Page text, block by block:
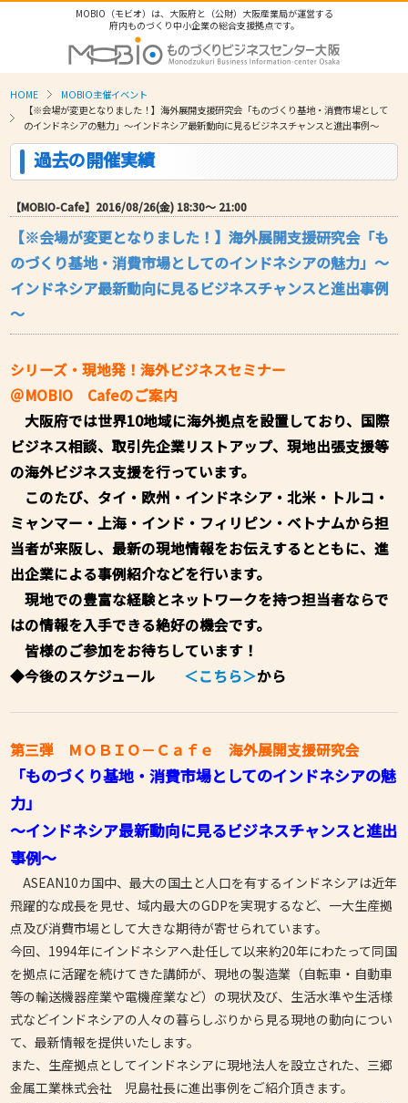
MOBIO（モビオ）は、大阪府と（公財）大阪産業局が運営する
府内ものづくり中小企業の総合支援拠点です。
HOME
MOBIO主催イベント
【※会場が変更となりました！】海外展開支援研究会「ものづくり基地・消費市場として
のインドネシアの魅力」～インドネシア最新動向に見るビジネスチャンスと進出事例～
過去の開催実績
【MOBIO-Cafe】2016/08/26(金) 18:30〜 21:00
【※会場が変更となりました！】海外展開支援研究会「も
のづくり基地・消費市場としてのインドネシアの魅力」～
インドネシア最新動向に見るビジネスチャンスと進出事例
～
シリーズ・現地発！海外ビジネスセミナー
＠MOBIO Cafeのご案内
大阪府では世界10地域に海外拠点を設置しており、国際
ビジネス相談、取引先企業リストアップ、現地出張支援等
の海外ビジネス支援を行っています。
このたび、タイ・欧州・インドネシア・北米・トルコ・
ミャンマー・上海・インド・フィリピン・ベトナムから担
当者が来阪し、最新の現地情報をお伝えするとともに、進
出企業による事例紹介などを行います。
現地での豊富な経験とネットワークを持つ担当者ならで
はの情報を入手できる絶好の機会です。
皆様のご参加をお待ちしています！
◆今後のスケジュール ＜こちら＞から
第三弾 ＭＯＢＩＯ－Ｃａｆｅ 海外展開支援研究会
「ものづくり基地・消費市場としてのインドネシアの魅
力」
～インドネシア最新動向に見るビジネスチャンスと進出
事例～
ASEAN10カ国中、最大の国土と人口を有するインドネシアは近年
飛躍的な成長を見せ、域内最大のGDPを実現するなど、一大生産拠
点及び消費市場として大きな期待が寄せられています。
今回、1994年にインドネシアへ赴任して以来約20年にわたって同国
を拠点に活躍を続けてきた講師が、現地の製造業（自転車・自動車
等の輸送機器産業や電機産業など）の現状及び、生活水準や生活様
式などインドネシアの人々の暮らしぶりから見る現地の動向につい
て、最新情報を提供いたします。
また、生産拠点としてインドネシアに現地法人を設立された、三郷
金属工業株式会社 児島社長に進出事例をご紹介頂きます。